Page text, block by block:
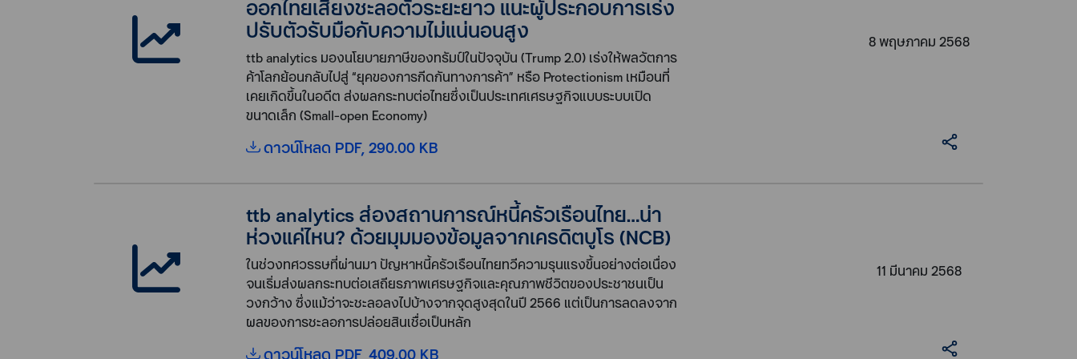
ออกไทยเสี่ยงชะลอตัวระยะยาว แนะผู้ประกอบการเร่ง
ปรับตัวรับมือกับความไม่แน่นอนสูง
ttb analytics มองนโยบายภาษีของทรัมป์ในปัจจุบัน (Trump 2.0) เร่งให้พลวัตการ
ค้าโลกย้อนกลับไปสู่ “ยุคของการกีดกันทางการค้า” หรือ Protectionism เหมือนที่
เคยเกิดขึ้นในอดีต ส่งผลกระทบต่อไทยซึ่งเป็นประเทศเศรษฐกิจแบบระบบเปิด
ขนาดเล็ก (Small-open Economy)
8 พฤษภาคม 2568
ดาวน์โหลด PDF, 290.00 KB
ttb analytics ส่องสถานการณ์หนี้ครัวเรือนไทย…น่า
ห่วงแค่ไหน? ด้วยมุมมองข้อมูลจากเครดิตบูโร (NCB)
ในช่วงทศวรรษที่ผ่านมา ปัญหาหนี้ครัวเรือนไทยทวีความรุนแรงขึ้นอย่างต่อเนื่อง
จนเริ่มส่งผลกระทบต่อเสถียรภาพเศรษฐกิจและคุณภาพชีวิตของประชาชนเป็น
วงกว้าง ซึ่งแม้ว่าจะชะลอลงไปบ้างจากจุดสูงสุดในปี 2566 แต่เป็นการลดลงจาก
ผลของการชะลอการปล่อยสินเชื่อเป็นหลัก
11 มีนาคม 2568
ดาวน์โหลด PDF, 409.00 KB